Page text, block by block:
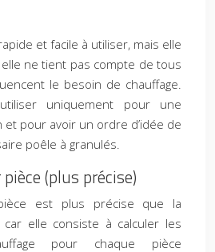
et facile à utiliser, mais elle
ne tient pas compte de tous
le besoin de chauffage.
uniquement pour une
pour avoir un ordre d’idée de
poêle à granulés.
(plus précise)
est plus précise que la
elle consiste à calculer les
pour chaque pièce